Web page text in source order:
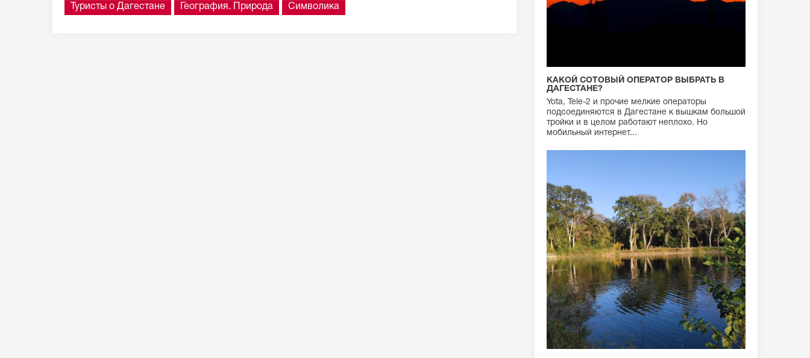
Туристы о Дагестане География. Природа Символика
КАКОЙ СОТОВЫЙ ОПЕРАТОР ВЫБРАТЬ В
ДАГЕСТАНЕ?
Yota, Tele-2 и прочие мелкие операторы
подсоединяются в Дагестане к вышкам большой
тройки и в целом работают неплохо. Но
мобильный интернет...